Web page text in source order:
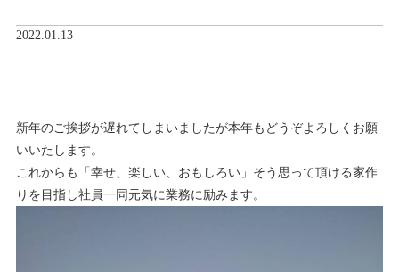
2022.01.13
新年のご挨拶が遅れてしまいましたが本年もどうぞよろしくお願
いいたします。
これからも「幸せ、楽しい、おもしろい」そう思って頂ける家作
りを目指し社員一同元気に業務に励みます。